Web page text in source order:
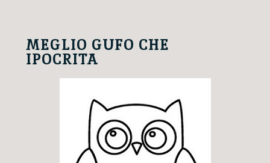
MEGLIO GUFO CHE
IPOCRITA